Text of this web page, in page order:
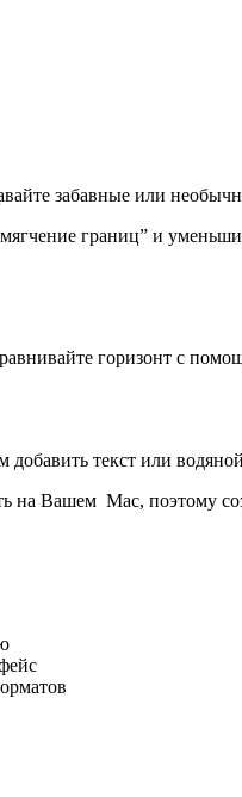
забавные или
границ” и
горизонт с
текст или
на Вашем Mac, поэтому